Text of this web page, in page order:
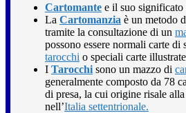
Cartomante e il suo
La Cartomanzia è un metodo
tramite la consultazione di un
possono essere normali carte di
tarocchi o speciali carte
I Tarocchi sono un mazzo di
generalmente composto da 78
di presa, la cui origine risale alla
nell’Italia settentrionale.